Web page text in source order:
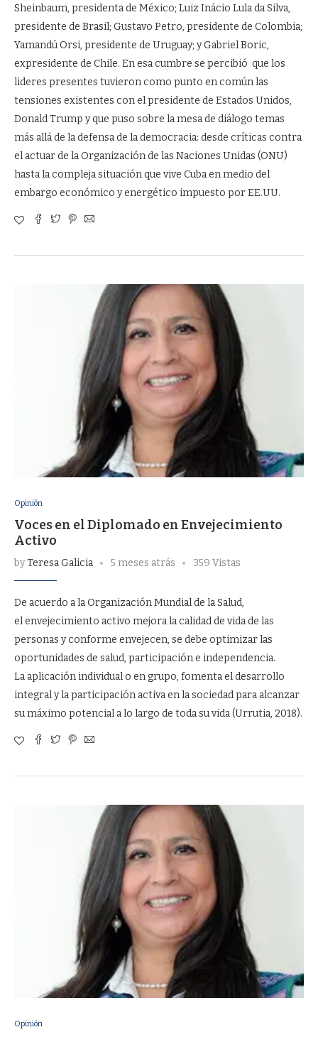
Sheinbaum, presidenta de México; Luiz Inácio Lula da Silva,
presidente de Brasil; Gustavo Petro, presidente de Colombia;
Yamandú Orsi, presidente de Uruguay; y Gabriel Boric,
expresidente de Chile. En esa cumbre se percibió que los
lideres presentes tuvieron como punto en común las
tensiones existentes con el presidente de Estados Unidos,
Donald Trump y que puso sobre la mesa de diálogo temas
más allá de la defensa de la democracia: desde críticas contra
el actuar de la Organización de las Naciones Unidas (ONU)
hasta la compleja situación que vive Cuba en medio del
embargo económico y energético impuesto por EE.UU.
Opinión
Voces en el Diplomado en Envejecimiento
Activo
byTeresa Galicia 5 meses atrás 359 Vistas
De acuerdo a la Organización Mundial de la Salud,
el envejecimiento activo mejora la calidad de vida de las
personas y conforme envejecen, se debe optimizar las
oportunidades de salud, participación e independencia.
La aplicación individual o en grupo, fomenta el desarrollo
integral y la participación activa en la sociedad para alcanzar
su máximo potencial a lo largo de toda su vida (Urrutia, 2018).
Opinión